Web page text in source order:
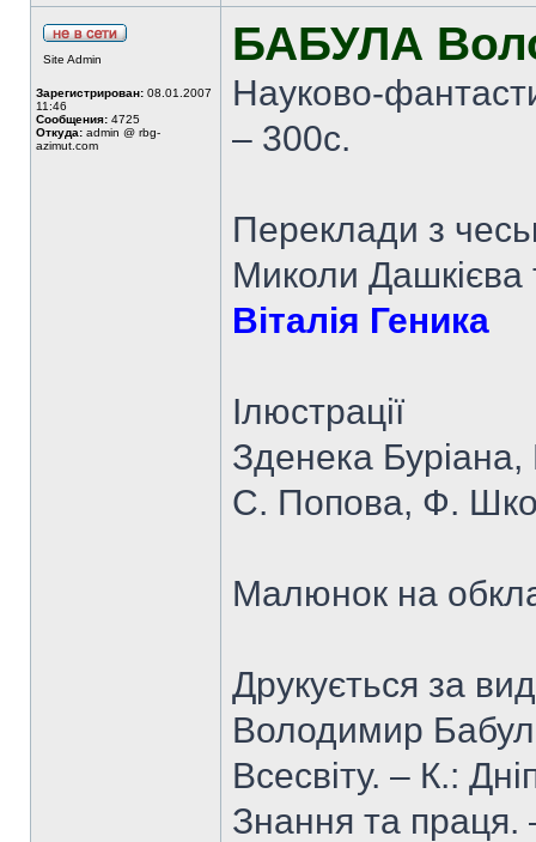
Site Admin
Зарегистрирован: 08.01.2007
11:46
Сообщения: 4725
Откуда: admin @ rbg-
azimut.com
БАБУЛА
Науково-
– 300с.
Переклади з
Миколи
Віталія Геника
Ілюстрації
Зденека
С. Попова, Ф.
Малюнок на
Друкується за
Володимир
Всесвіту. – К.:
Знання та